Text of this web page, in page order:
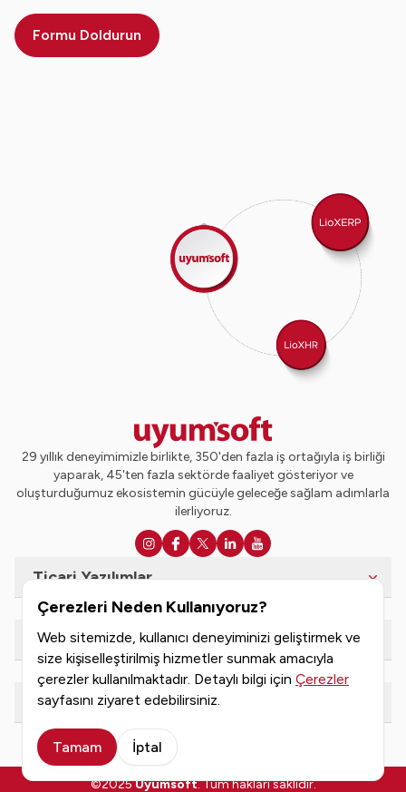
Çerezleri Neden Kullanıyoruz?
Web sitemizde, kullanıcı deneyiminizi geliştirmek ve
size kişiselleştirilmiş hizmetler sunmak amacıyla
çerezler kullanılmaktadır. Detaylı bilgi için Çerezler
sayfasını ziyaret edebilirsiniz.
Tamam İptal
Formu Doldurun
29 yıllık deneyimimizle birlikte, 350'den fazla iş ortağıyla iş birliği
yaparak, 45'ten fazla sektörde faaliyet gösteriyor ve
oluşturduğumuz ekosistemin gücüyle geleceğe sağlam adımlarla
ilerliyoruz.
Ticari Yazılımlar
e-Dönüşüm Hizmetleri
Kaynaklar
©2025Uyumsoft. Tüm hakları saklıdır.